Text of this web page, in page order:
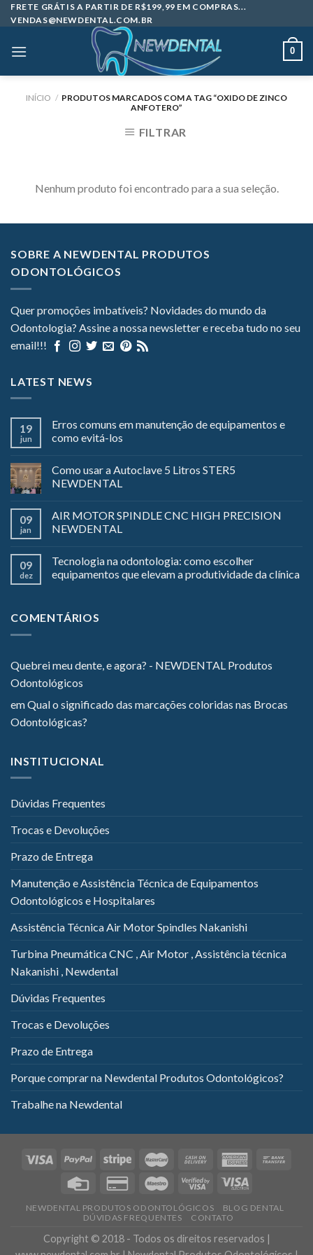
Skip
to
FRETE GRÁTIS A PARTIR DE R$199,99 EM COMPRAS...
VENDAS@NEWDENTAL.COM.BR
0
INÍCIO / PRODUTOS MARCADOS COM A TAG “OXIDO DE ZINCO
ANFOTERO”
FILTRAR
Nenhum produto foi encontrado para a sua seleção.
SOBRE A NEWDENTAL PRODUTOS
ODONTOLÓGICOS
Quer promoções imbatíveis? Novidades do mundo da
Odontologia? Assine a nossa newsletter e receba tudo no seu
email!!!
LATEST NEWS
19
jun
Erros comuns em manutenção de equipamentos e
como evitá-los
Como usar a Autoclave 5 Litros STER5
NEWDENTAL
09
jan
AIR MOTOR SPINDLE CNC HIGH PRECISION
NEWDENTAL
09
dez
Tecnologia na odontologia: como escolher
equipamentos que elevam a produtividade da clínica
COMENTÁRIOS
Quebrei meu dente, e agora? - NEWDENTAL Produtos
Odontológicos
emQual o significado das marcações coloridas nas Brocas
Odontológicas?
INSTITUCIONAL
Dúvidas Frequentes
Trocas e Devoluções
Prazo de Entrega
Manutenção e Assistência Técnica de Equipamentos
Odontológicos e Hospitalares
Assistência Técnica Air Motor Spindles Nakanishi
Turbina Pneumática CNC , Air Motor , Assistência técnica
Nakanishi , Newdental
Dúvidas Frequentes
Trocas e Devoluções
Prazo de Entrega
Porque comprar na Newdental Produtos Odontológicos?
Trabalhe na Newdental
NEWDENTAL PRODUTOS ODONTOLÓGICOS
BLOG DENTAL
DÚVIDAS FREQUENTES
CONTATO
Copyright © 2018 - Todos os direitos reservados |